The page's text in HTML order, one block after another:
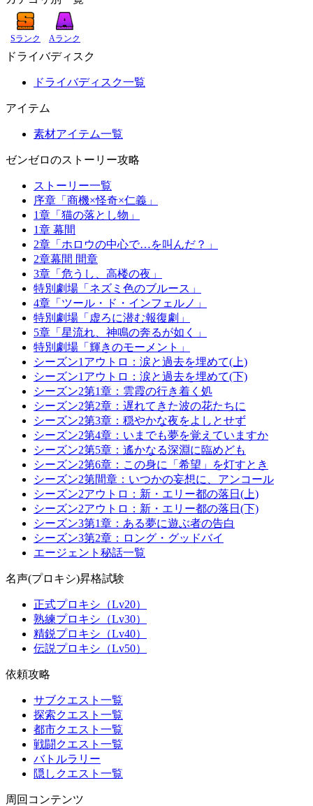
Sランク Aランク
ドライバディスク
ドライバディスク一覧
アイテム
素材アイテム一覧
ゼンゼロのストーリー攻略
ストーリー一覧
序章「商機×怪奇×仁義」
1章「猫の落とし物」
1章 幕間
2章「ホロウの中心で…を叫んだ？」
2章幕間 間章
3章「危うし、高楼の夜」
特別劇場「ネズミ色のブルース」
4章「ツール・ド・インフェルノ」
特別劇場「虚ろに潜む報復劇」
5章「星流れ、神鳴の奔るが如く」
特別劇場「輝きのモーメント」
シーズン1アウトロ：涙と過去を埋めて(上)
シーズン1アウトロ：涙と過去を埋めて(下)
シーズン2第1章：雲霞の行き着く処
シーズン2第2章：遅れてきた波の花たちに
シーズン2第3章：穏やかな夜をよしとせず
シーズン2第4章：いまでも夢を覚えていますか
シーズン2第5章：遙かなる深淵に臨めども
シーズン2第6章：この身に「希望」を灯すとき
シーズン2第間章：いつかの妄想に、アンコール
シーズン2アウトロ：新・エリー都の落日(上)
シーズン2アウトロ：新・エリー都の落日(下)
シーズン3第1章：ある夢に遊ぶ者の告白
シーズン3第2章：ロング・グッドバイ
エージェント秘話一覧
名声(プロキシ)昇格試験
正式プロキシ（Lv20）
熟練プロキシ（Lv30）
精鋭プロキシ（Lv40）
伝説プロキシ（Lv50）
依頼攻略
サブクエスト一覧
探索クエスト一覧
都市クエスト一覧
戦闘クエスト一覧
バトルラリー
隠しクエスト一覧
周回コンテンツ